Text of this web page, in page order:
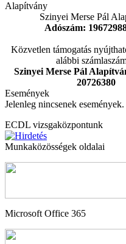
Alapítvány
Szinyei Merse Pál
Adószám:
Közvetlen támogatás
alábbi
Szinyei Merse Pál
20726380
Események
Jelenleg nincsenek események.
ECDL vizsgaközpontunk
Munkaközösségek oldalai
Microsoft Office 365